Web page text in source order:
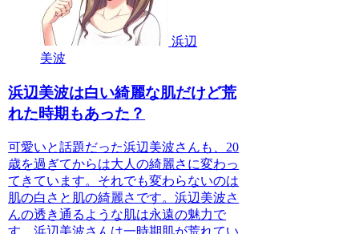
浜辺
美波
浜辺美波は白い綺麗な肌だけど荒
れた時期もあった？
可愛いと話題だった浜辺美波さんも、20
歳を過ぎてからは大人の綺麗さに変わっ
てきています。それでも変わらないのは
肌の白さと肌の綺麗さです。浜辺美波さ
んの透き通るような肌は永遠の魅力で
す。浜辺美波さんは一時期肌が荒れてい